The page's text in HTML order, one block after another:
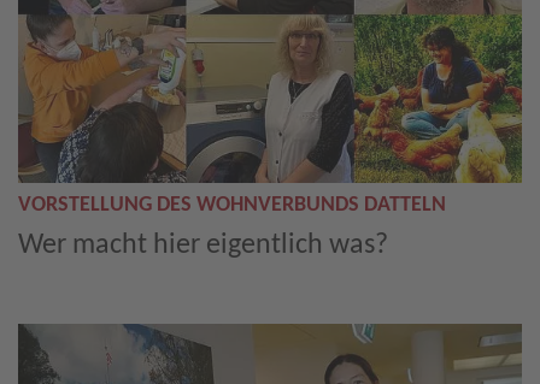
VORSTELLUNG DES WOHNVERBUNDS DATTELN
Wer macht hier eigentlich was?